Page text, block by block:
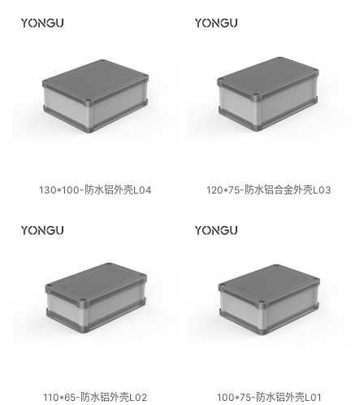
130*100-防水铝外壳L04 120*75-防水铝合金外壳L03
110*65-防水铝外壳L02 100*75-防水铝外壳L01